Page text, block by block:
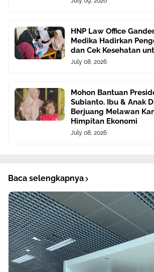
HNP Law Office
Medika Hadirkan
dan Cek Kesehatan
July 08, 2026
Mohon Bantuan
Subianto. Ibu & Anak
Berjuang Melawan
Himpitan Ekonomi
July 08, 2026
Baca selengkapnya